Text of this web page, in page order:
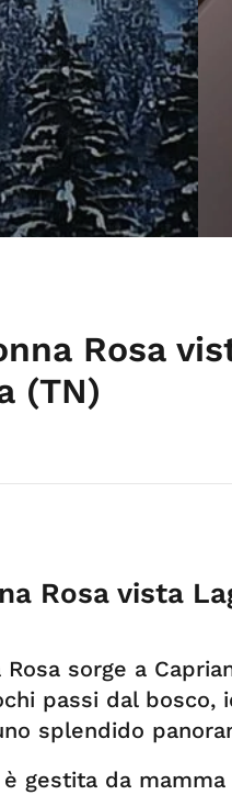
Rosa
(TN)
Rosa vista
Rosa sorge a
passi dal
splendido
gestita da mamma